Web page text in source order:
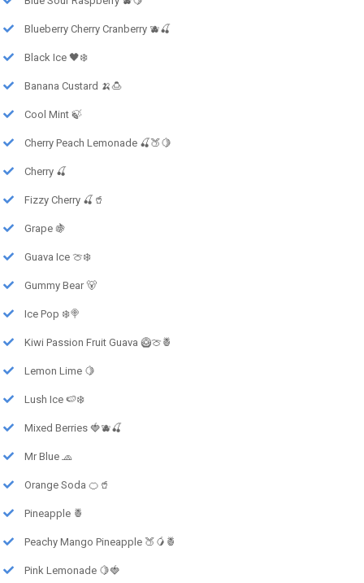
Blueberry Cherry Cranberry 🫐🍒
Black Ice 🖤❄️
Banana Custard 🍌🍮
Cool Mint 🍃
Cherry Peach Lemonade 🍒🍑🍋
Cherry 🍒
Fizzy Cherry 🍒🥤
Grape 🍇
Guava Ice 🍈❄️
Gummy Bear 🐻
Ice Pop ❄️🍭
Kiwi Passion Fruit Guava 🥝🍈🍍
Lemon Lime 🍋
Lush Ice 🍉❄️
Mixed Berries 🍓🫐🍒
Mr Blue 🧢
Orange Soda 🍊🥤
Pineapple 🍍
Peachy Mango Pineapple 🍑🥭🍍
Pink Lemonade 🍋🍓